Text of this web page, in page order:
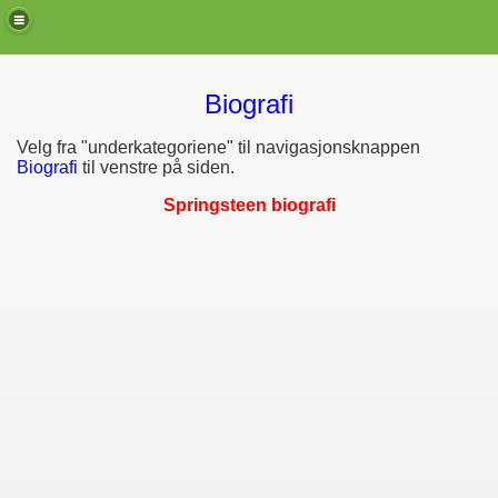
Biografi
Velg fra "underkategoriene" til navigasjonsknappen
Biografi til venstre på siden.
Springsteen biografi